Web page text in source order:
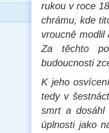
rukou v roce
chrámu, kde
vroucně
Za těchto
budoucnosti
K jeho
tedy v
smrt a
úplnosti jako